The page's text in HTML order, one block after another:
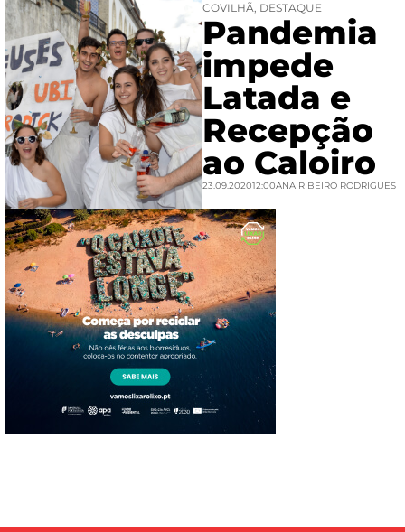
COVILHÃ, DESTAQUE
Pandemia
impede
Latada e
Recepção
ao Caloiro
23.09.202012:00ANA RIBEIRO RODRIGUES